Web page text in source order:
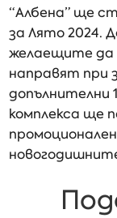
“Албена” ще
за Лято 2024.
желаещите да
направят при
допълнителни
комплекса ще